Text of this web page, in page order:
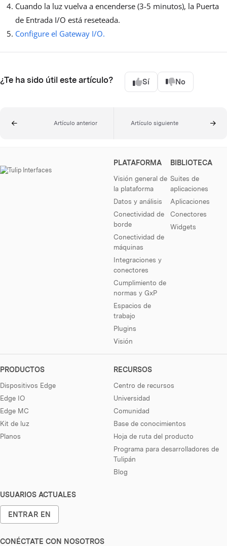
Cuando la luz vuelva a encenderse (3-5 minutos), la Puerta
de Entrada I/O está reseteada.
Configure el Gateway I/O.
¿Te ha sido útil este artículo? Sí No
Artículo anterior Artículo siguiente
PLATAFORMA
Visión general de
la plataforma
Datos y análisis
Conectividad de
borde
Conectividad de
máquinas
Integraciones y
conectores
Cumplimiento de
normas y GxP
Espacios de
trabajo
Plugins
Visión
BIBLIOTECA
Suites de
aplicaciones
Aplicaciones
Conectores
Widgets
PRODUCTOS
Dispositivos Edge
Edge IO
Edge MC
Kit de luz
Planos
RECURSOS
Centro de recursos
Universidad
Comunidad
Base de conocimientos
Hoja de ruta del producto
Programa para desarrolladores de
Tulipán
Blog
USUARIOS ACTUALES
ENTRAR EN
CONÉCTATE CON NOSOTROS